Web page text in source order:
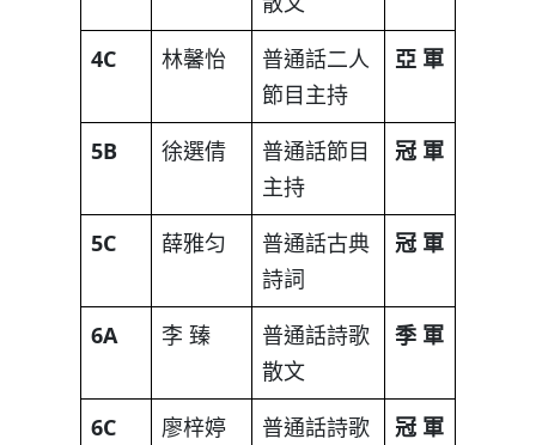
4C 林馨怡
普通話二人
節目主持
亞 軍
5B 徐選倩
普通話節目
主持
冠 軍
5C 薛雅匀
普通話古典
詩詞
冠 軍
6A 李 臻
普通話詩歌
散文
季 軍
6C 廖梓婷
普通話詩歌
冠 軍